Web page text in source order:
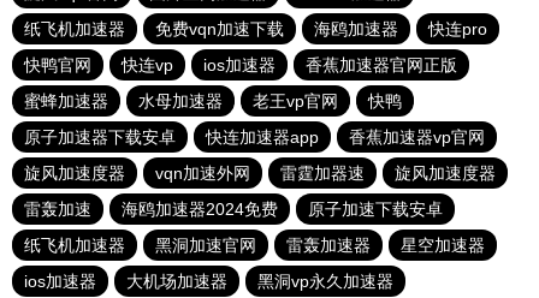
纸飞机加速器
免费vqn加速下载 海鸥加速器
快连pro
快鸭官网
快连vp ios加速器
香蕉加速器官网正版
蜜蜂加速器
水母加速器 老王vp官网
快鸭
原子加速器下载安卓
快连加速器app
香蕉加速器vp官网
旋风加速度器
vqn加速外网 雷霆加器速
旋风加速度器
雷轰加速
海鸥加速器2024免费
原子加速下载安卓
纸飞机加速器
黑洞加速官网 雷轰加速器
星空加速器
ios加速器
大机场加速器 黑洞vp永久加速器